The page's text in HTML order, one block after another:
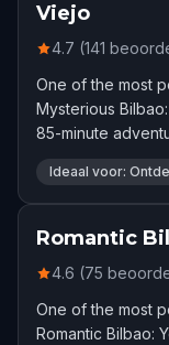
Viejo
4.7 (141
One of the most
Mysterious
85-minute
Ideaal voor:
Romantic
4.6 (75
One of the most
Romantic Bilbao: